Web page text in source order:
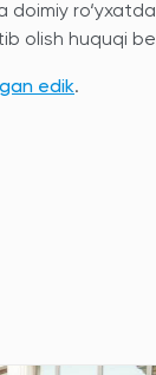
doimiy ro‘yxatda
olish huquqi
edik.